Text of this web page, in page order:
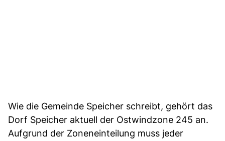
Wie die Gemeinde Speicher schreibt, gehört das
Dorf Speicher aktuell der Ostwindzone 245 an.
Aufgrund der Zoneneinteilung muss jeder